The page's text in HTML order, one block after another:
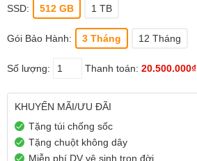
SSD: 512 GB 1 TB
Gói Bảo Hành: 3 Tháng 12 Tháng
Số lượng: Thanh toán: 20.500.000₫
KHUYẾN MÃI/ƯU ĐÃI
Tặng túi chống sốc
Tặng chuột không dây
Miễn phí DV vệ sinh trọn đời